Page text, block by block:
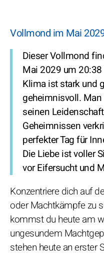
Vollmond im Mai
Dieser Vollmond
Mai 2029 um 20:38
Klima ist stark und
geheimnisvoll.
seinen
Geheimnissen
perfekter Tag für
Die Liebe ist voller
vor Eifersucht und
Konzentriere dich auf
oder Machtkämpfe zu
kommst du heute am
ungesundem
stehen heute an erster